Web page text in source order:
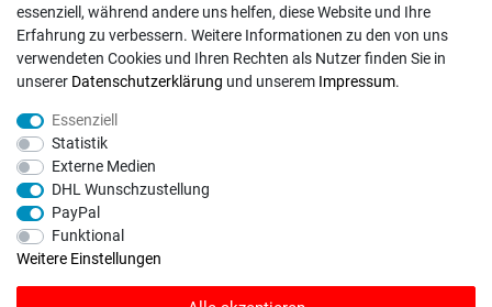
Deutsche Post
Bei Fragen wenden Sie sich direkt an unser Service-Team.
info@rasentraktoren-motoren.de
MA-Versand GmbH, 53925 Kall, In der Laach 1-3
essenziell, während andere uns helfen, diese Website und Ihre
Erfahrung zu verbessern. Weitere Informationen zu den von uns
verwendeten Cookies und Ihren Rechten als Nutzer finden Sie in
unserer Daten­schutz­erklärung und unserem Impressum.
Essenziell
Statistik
Externe Medien
DHL Wunschzustellung
PayPal
Funktional
Weitere Einstellungen